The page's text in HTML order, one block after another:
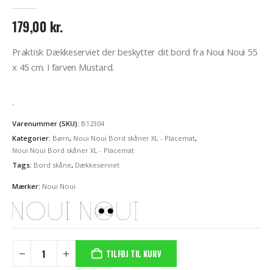
179,00 kr.
Praktisk Dækkeserviet der beskytter dit bord fra Noui Noui 55
x 45 cm. I farven Mustard.
.
Varenummer (SKU): B12304
Kategorier: Børn, Noui Noui Bord skåner XL - Placemat,
Noui Noui Bord skåner XL - Placemat
Tags: Bord skåne, Dækkeserviet
Mærker: Noui Noui
TILFØJ TIL KURV